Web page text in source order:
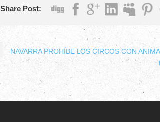
Share Post:
NAVARRA PROHÍBE LOS CIRCOS CON